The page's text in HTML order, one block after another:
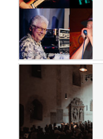
Quelle: Veranstalter